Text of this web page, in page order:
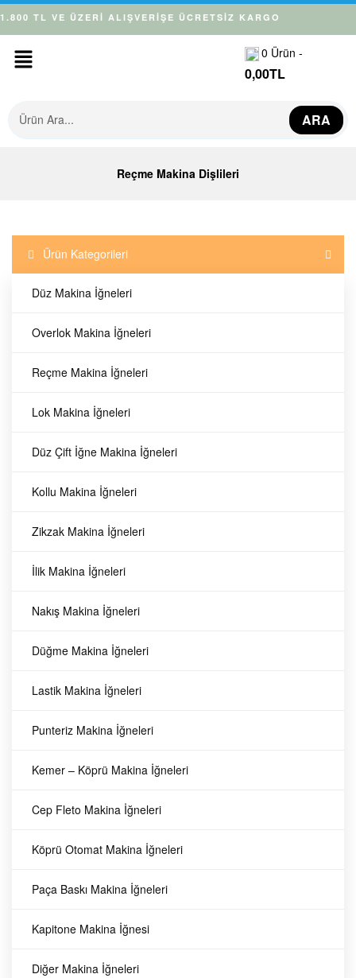
1.800 TL VE ÜZERİ ALIŞVERİŞE ÜCRETSİZ KARGO
0 Ürün -
0,00TL
ARA
Reçme Makina Dişlileri
Ürün Kategorileri
Düz Makina İğneleri
Overlok Makina İğneleri
Reçme Makina İğneleri
Lok Makina İğneleri
Düz Çift İğne Makina İğneleri
Kollu Makina İğneleri
Zikzak Makina İğneleri
İlik Makina İğneleri
Nakış Makina İğneleri
Düğme Makina İğneleri
Lastik Makina İğneleri
Punteriz Makina İğneleri
Kemer – Köprü Makina İğneleri
Cep Fleto Makina İğneleri
Köprü Otomat Makina İğneleri
Paça Baskı Makina İğneleri
Kapitone Makina İğnesi
Diğer Makina İğneleri
Dişliler
H2268 Siruba
Reçme Makinesi
Ön Dişli (Orj.)
951,22TL
Dişliler
D2222 Siruba Sağ
Bıçaklı Reçme
903,66TL
Arka Dişli (Orj.)